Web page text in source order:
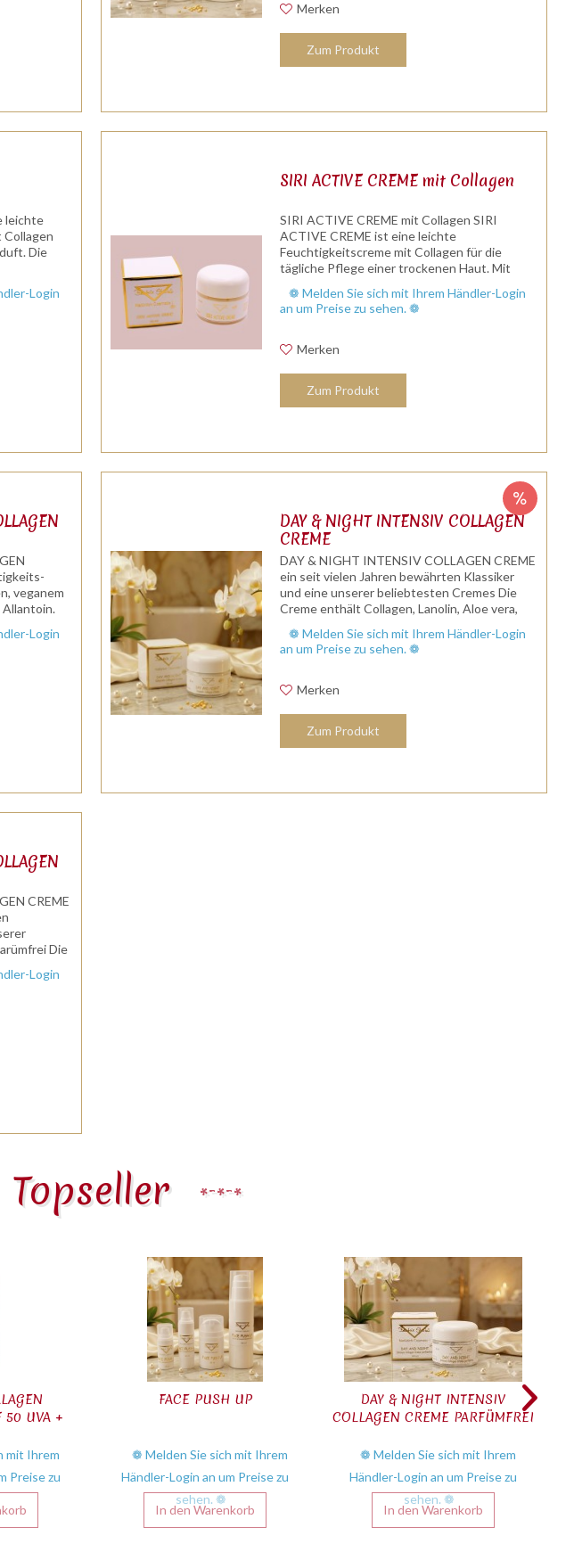
Topseller
50 UVA +
mit Ihrem
Preise zu
FACE PUSH UP
❁ Melden Sie sich mit Ihrem
Händler-Login an um Preise zu
sehen. ❁
In den Warenkorb
DAY & NIGHT INTENSIV
COLLAGEN CREME PARFÜMFREI
❁ Melden Sie sich mit Ihrem
Händler-Login an um Preise zu
sehen. ❁
In den Warenkorb
Merken
Zum Produkt
leichte
Die
und...Login
SIRI ACTIVE CREME mit Collagen
SIRI ACTIVE CREME mit Collagen SIRI
ACTIVE CREME ist eine leichte
Feuchtigkeitscreme mit Collagen für die
tägliche Pflege einer trockenen Haut. Mit
mit Collagen - INGREDIENTS: AQUA,
CETEARYL...
❁ Melden Sie sich mit Ihrem Händler-Login
an um Preise zu sehen. ❁
Merken
Zum Produkt
veganem
zu...Login
DAY & NIGHT INTENSIV COLLAGEN
CREME
DAY & NIGHT INTENSIV COLLAGEN CREME
ein seit vielen Jahren bewährten Klassiker
und eine unserer beliebtesten Cremes Die
Creme enthält Collagen, Lanolin, Aloe vera,
AND NIGHT CREME ist universell...
❁ Melden Sie sich mit Ihrem Händler-Login
an um Preise zu sehen. ❁
Merken
Zum Produkt
CREME
Die
DAY...
Login